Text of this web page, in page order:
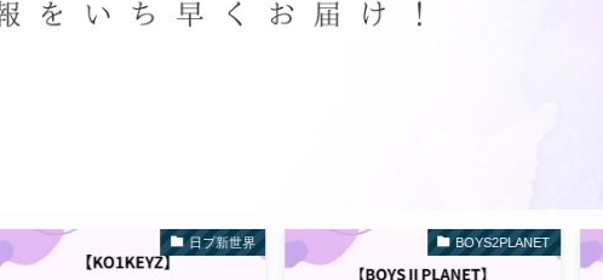
日プ新世界 BOYS2PLANET